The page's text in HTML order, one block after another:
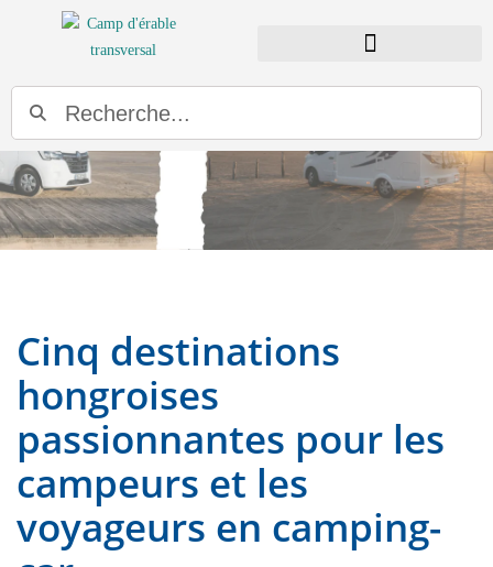
Cinq destinations
hongroises
passionnantes pour les
campeurs et les
voyageurs en camping-